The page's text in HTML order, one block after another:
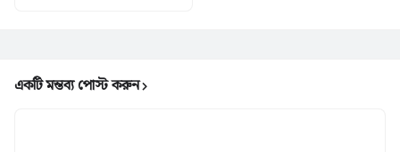
একটি মন্তব্য পোস্ট করুন